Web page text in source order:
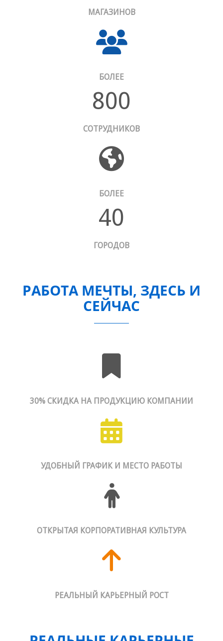
МАГАЗИНОВ
БОЛЕЕ
800
СОТРУДНИКОВ
БОЛЕЕ
40
ГОРОДОВ
РАБОТА МЕЧТЫ, ЗДЕСЬ И
СЕЙЧАС
30% CКИДКА НА ПРОДУКЦИЮ КОМПАНИИ
УДОБНЫЙ ГРАФИК И МЕСТО РАБОТЫ
ОТКРЫТАЯ КОРПОРАТИВНАЯ КУЛЬТУРА
РЕАЛЬНЫЙ КАРЬЕРНЫЙ РОСТ